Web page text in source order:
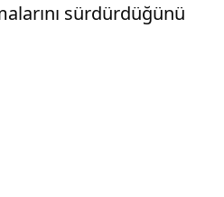
sürdürdüğünü